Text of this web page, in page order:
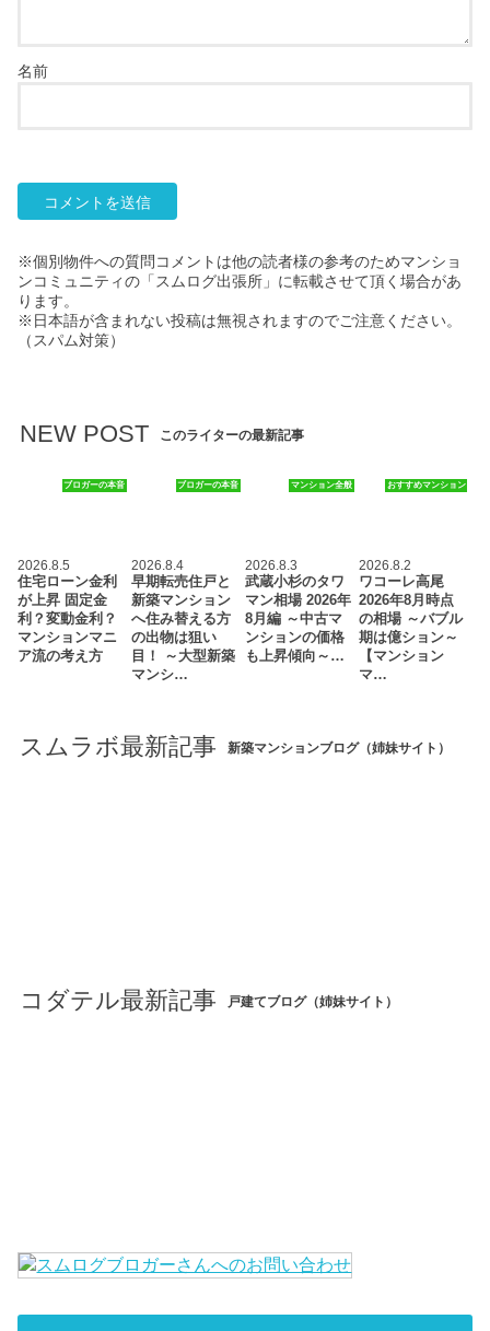
名前
※個別物件への質問コメントは他の読者様の参考のためマンショ
ンコミュニティの「スムログ出張所」に転載させて頂く場合があ
ります。
※日本語が含まれない投稿は無視されますのでご注意ください。
（スパム対策）
NEW POST このライターの最新記事
ブロガーの本音
2026.8.5
住宅ローン金利
が上昇 固定金
利？変動金利？
マンションマニ
ア流の考え方
ブロガーの本音
2026.8.4
早期転売住戸と
新築マンション
へ住み替える方
の出物は狙い
目！ ～大型新築
マンシ…
マンション全般
2026.8.3
武蔵小杉のタワ
マン相場 2026年
8月編 ～中古マ
ンションの価格
も上昇傾向～…
おすすめマンション
2026.8.2
ワコーレ高尾
2026年8月時点
の相場 ～バブル
期は億ション～
【マンション
マ…
スムラボ最新記事 新築マンションブログ（姉妹サイト）
コダテル最新記事 戸建てブログ（姉妹サイト）